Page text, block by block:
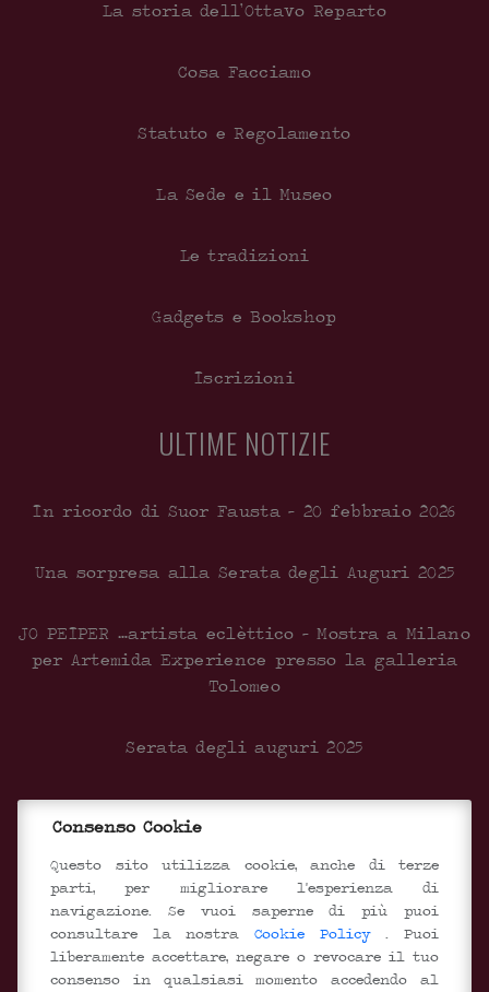
La storia dell’Ottavo Reparto
Cosa Facciamo
Statuto e Regolamento
La Sede e il Museo
Le tradizioni
Gadgets e Bookshop
Iscrizioni
ULTIME NOTIZIE
In ricordo di Suor Fausta – 20 febbraio 2026
Una sorpresa alla Serata degli Auguri 2025
JO PEIPER …artista eclèttico – Mostra a Milano
per Artemida Experience presso la galleria
Tolomeo
Serata degli auguri 2025
Inaugurazione del nuovo centro Documentale
SEGUICI SUI SOCIAL
Consenso Cookie
Questo sito utilizza cookie, anche di terze
parti, per migliorare l'esperienza di
navigazione. Se vuoi saperne di più puoi
consultare la nostra Cookie Policy. Puoi
liberamente accettare, negare o revocare il tuo
consenso in qualsiasi momento accedendo al